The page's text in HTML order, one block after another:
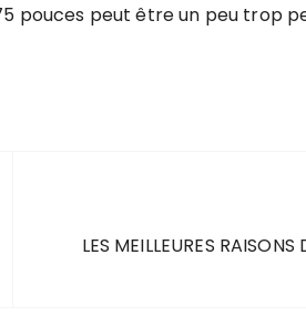
pouces peut être un peu trop
LES MEILLEURES